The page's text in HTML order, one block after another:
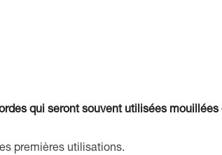
qui seront souvent utilisées mouillées
premières utilisations.